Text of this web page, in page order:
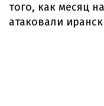
того, как месяц
атаковали